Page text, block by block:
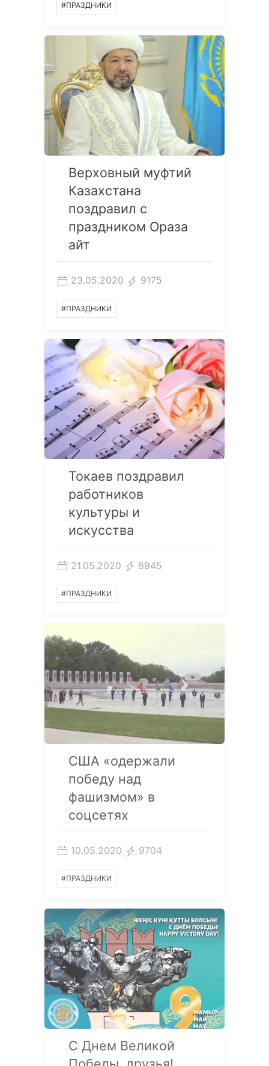
#ПРАЗДНИКИ
Верховный муфтий
Казахстана
поздравил с
праздником Ораза
айт
23.05.2020 9175
#ПРАЗДНИКИ
Токаев поздравил
работников
культуры и
искусства
21.05.2020 8945
#ПРАЗДНИКИ
США «одержали
победу над
фашизмом» в
соцсетях
10.05.2020 9704
#ПРАЗДНИКИ
С Днем Великой